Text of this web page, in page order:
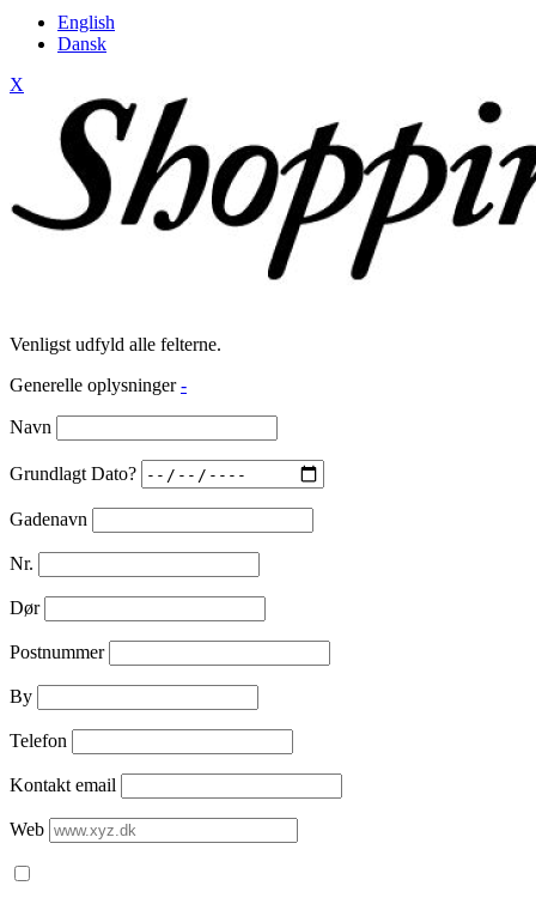
English
Dansk
X
Venligst udfyld alle felterne.
Generelle oplysninger -
Navn
Grundlagt Dato?
Gadenavn
Nr.
Dør
Postnummer
By
Telefon
Kontakt email
Web